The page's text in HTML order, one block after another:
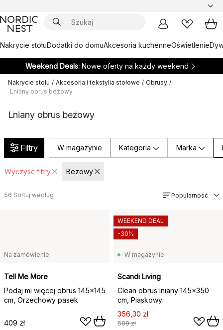
Nakrycie stołuDodatki do domuAkcesoria kuchenneOświetlenie
Weekend Deals: Nowe oferty na każdy weekend
Nakrycie stołu / Akcesoria i tekstylia stołowe / Obrusy /
Lniany obrus beżowy
Lniany obrus beżowy
Filtry W magazynie Kategoria Marka
Wyczyść filtry Beżowy
56 Sortuj według Popularność
Na zamówienie
Tell Me More
Podaj mi więcej obrus 145x145
cm, Orzechowy pasek
409 zł
W magazynie
Scandi Living
Clean obrus lniany 145x350
cm, Piaskowy
356,30 zł
509 zł
WEEKEND DEAL
-30%